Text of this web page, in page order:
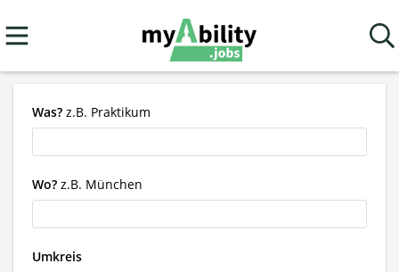
Was? z.B. Praktikum
Wo? z.B. München
Umkreis